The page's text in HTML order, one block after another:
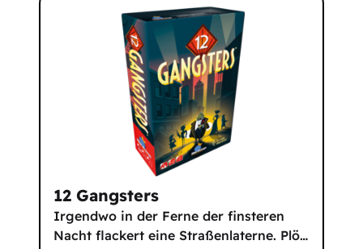
12 Gangsters
Irgendwo in der Ferne der finsteren
Nacht flackert eine Straßenlaterne. Plö…